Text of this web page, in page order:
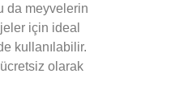
da meyvelerin
için ideal
kullanılabilir.
olarak